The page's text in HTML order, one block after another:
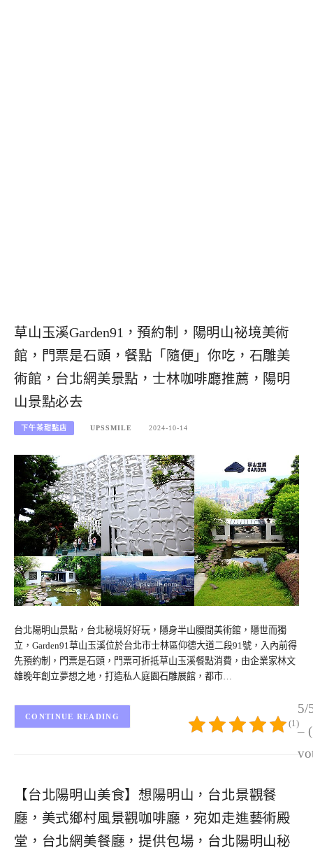
草山玉溪Garden91，預約制，陽明山祕境美術
館，門票是石頭，餐點「隨便」你吃，石雕美
術館，台北網美景點，士林咖啡廳推薦，陽明
山景點必去
下午茶甜點店 UPSSMILE 2024-10-14
台北陽明山景點，台北秘境好好玩，隱身半山腰間美術館，隱世而獨
立，Garden91草山玉溪位於台北市士林區仰德大道二段91號，入內前得
先預約制，門票是石頭，門票可折抵草山玉溪餐點消費，由企業家林文
雄晚年創立夢想之地，打造私人庭園石雕展館，都市…
5/
–
(1)
CONTINUE READING
【台北陽明山美食】想陽明山，台北景觀餐
廳，美式鄉村風景觀咖啡廳，宛如走進藝術殿
堂，台北網美餐廳，提供包場，台北陽明山秘